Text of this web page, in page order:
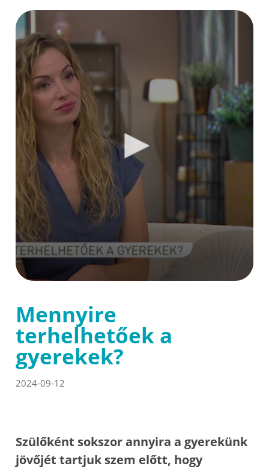
Mennyire
terhelhetőek a
gyerekek?
2024-09-12
Szülőként sokszor annyira a gyerekünk
jövőjét tartjuk szem előtt, hogy